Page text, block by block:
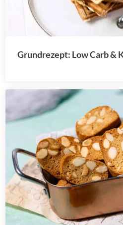
Grundrezept: Low Carb &